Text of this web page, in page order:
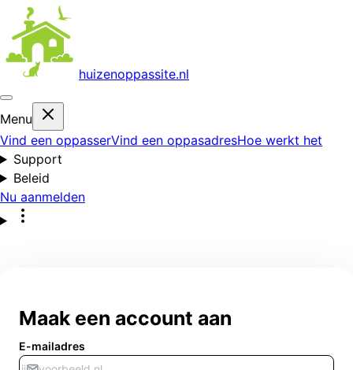
huizenoppassite.nl
Menu
Vind een oppasserVind een oppasadresHoe werkt het
Support
Beleid
Nu aanmelden
Maak een account aan
E-mailadres